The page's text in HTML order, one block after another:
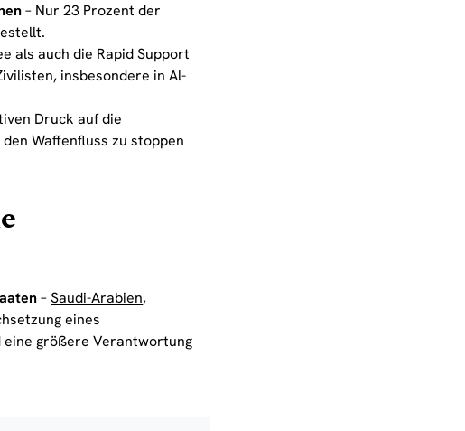
– Nur 23 Prozent der
als auch die Rapid Support
insbesondere in Al-
Druck auf die
Waffenfluss zu stoppen
–Saudi-Arabien,
eines
eine größere Verantwortung